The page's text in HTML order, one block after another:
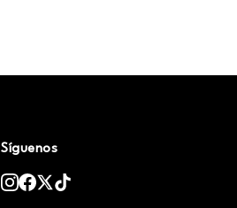
Síguenos